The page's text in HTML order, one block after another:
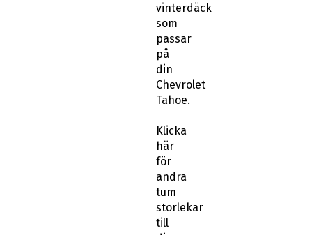
vinterdäck
som
passar
på
din
Chevrolet
Tahoe.
Klicka
här
för
andra
tum
storlekar
till